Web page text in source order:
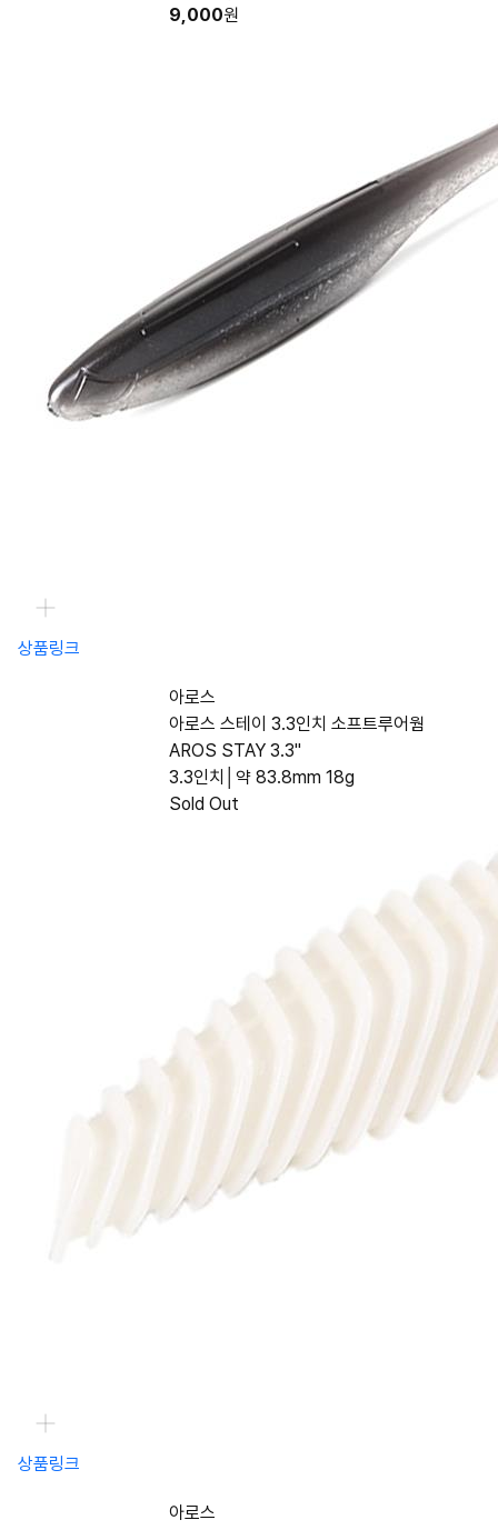
9,000원
상품링크
아로스
아로스 스테이 3.3인치 소프트루어웜
AROS STAY 3.3"
3.3인치│약 83.8mm 18g
Sold Out
상품링크
아로스